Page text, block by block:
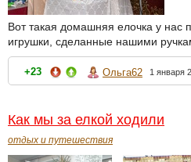
Вот такая домашняя елочка у нас
игрушки, сделанные нашими
+23 Ольга62 1 января
Как мы за елкой ходили
отдых и путешествия